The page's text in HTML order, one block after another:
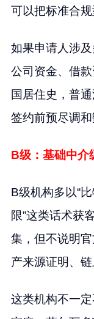
可以把标准合规
如果申请人涉及
公司资金、借
国居住史，普
签约前预尽调和
B级：基础中介
B级机构多以“
限”这类话术获
集，但不说明
产来源证明、链
这类机构不一